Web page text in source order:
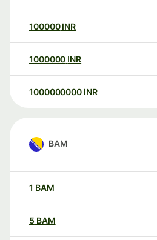
100000 INR
1000000 INR
1000000000 INR
BAM
1 BAM
5 BAM